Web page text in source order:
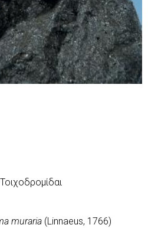
muraria (Linnaeus, 1766)